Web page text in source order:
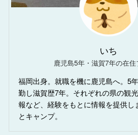
いち
鹿児島5年・滋賀7年の在
福岡出身。就職を機に鹿児島へ。5
勤し滋賀歴7年。それぞれの県の観
報など、経験をもとに情報を提供し
とキャンプ。